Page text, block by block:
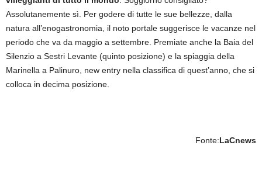
Assolutanemente sì. Per godere di tutte le sue bellezze, dalla
natura all’enogastronomia, il noto portale suggerisce le vacanze nel
periodo che va da maggio a settembre. Premiate anche la Baia del
Silenzio a Sestri Levante (quinto posizione) e la spiaggia della
Marinella a Palinuro, new entry nella classifica di quest’anno, che si
colloca in decima posizione.
Fonte:LaCnews